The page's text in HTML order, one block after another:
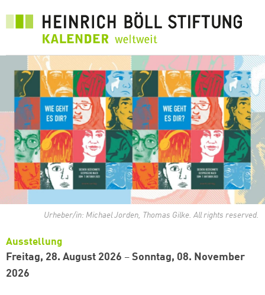
Urheber/in: Michael Jorden, Thomas Gilke. All rights reserved.
Ausstellung
Freitag, 28. August 2026 – Sonntag, 08. November
2026